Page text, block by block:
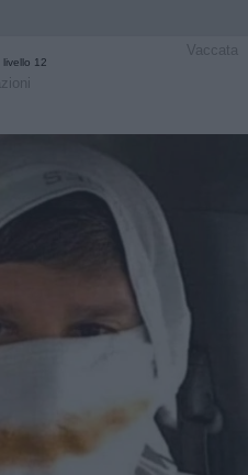
Vaccata
livello 12